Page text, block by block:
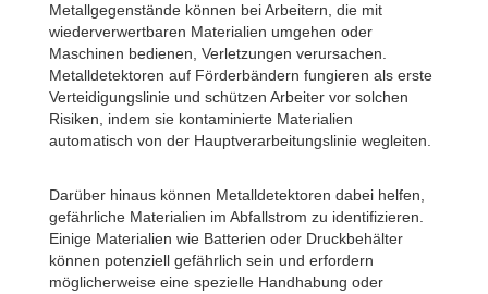
Metallgegenstände können bei Arbeitern, die mit
wiederverwertbaren Materialien umgehen oder
Maschinen bedienen, Verletzungen verursachen.
Metalldetektoren auf Förderbändern fungieren als erste
Verteidigungslinie und schützen Arbeiter vor solchen
Risiken, indem sie kontaminierte Materialien
automatisch von der Hauptverarbeitungslinie wegleiten.
Darüber hinaus können Metalldetektoren dabei helfen,
gefährliche Materialien im Abfallstrom zu identifizieren.
Einige Materialien wie Batterien oder Druckbehälter
können potenziell gefährlich sein und erfordern
möglicherweise eine spezielle Handhabung oder